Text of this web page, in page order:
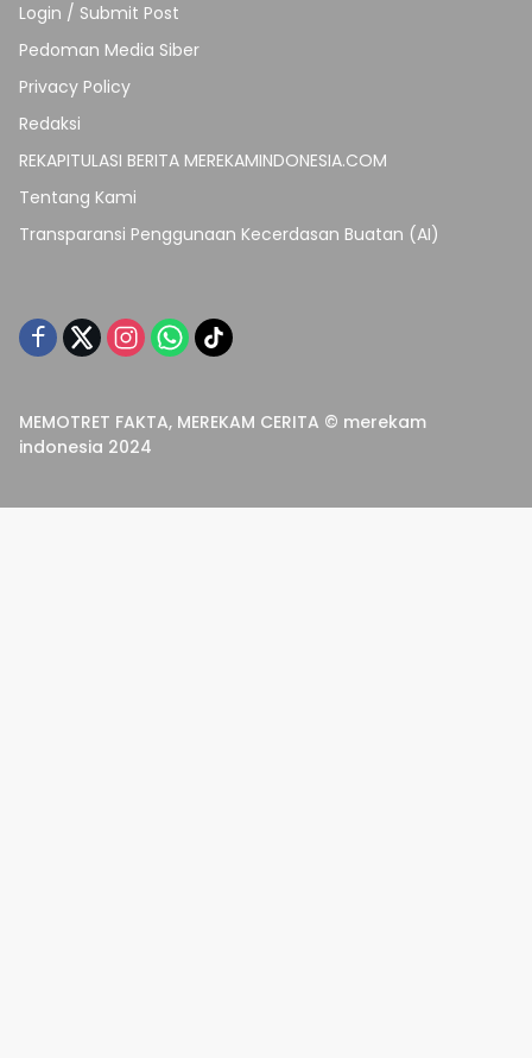
Login / Submit Post
Pedoman Media Siber
Privacy Policy
Redaksi
REKAPITULASI BERITA MEREKAMINDONESIA.COM
Tentang Kami
Transparansi Penggunaan Kecerdasan Buatan (AI)
MEMOTRET FAKTA, MEREKAM CERITA © merekam
indonesia 2024